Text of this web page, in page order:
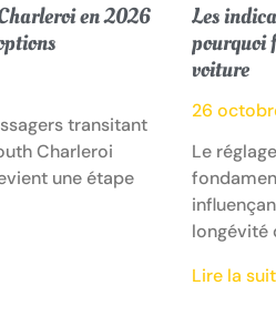
en 2026
transitant
Charleroi
une étape
Les
pourquoi
voiture
26
Le
longévité
Lire la